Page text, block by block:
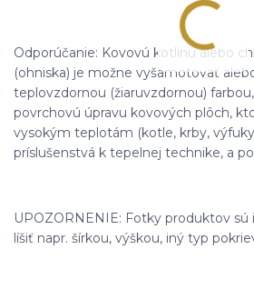
Odporúčanie: Kovovú kotlinu alebo
(ohniska) je možne vyšamotovať
teplovzdornou (žiaruvzdornou)
povrchovú úpravu kovových plôch,
vysokým teplotám (kotle, krby,
príslušenstvá k tepelnej technike, a
UPOZORNENIE: Fotky produktov sú
líšiť napr. šírkou, výškou, iný typ